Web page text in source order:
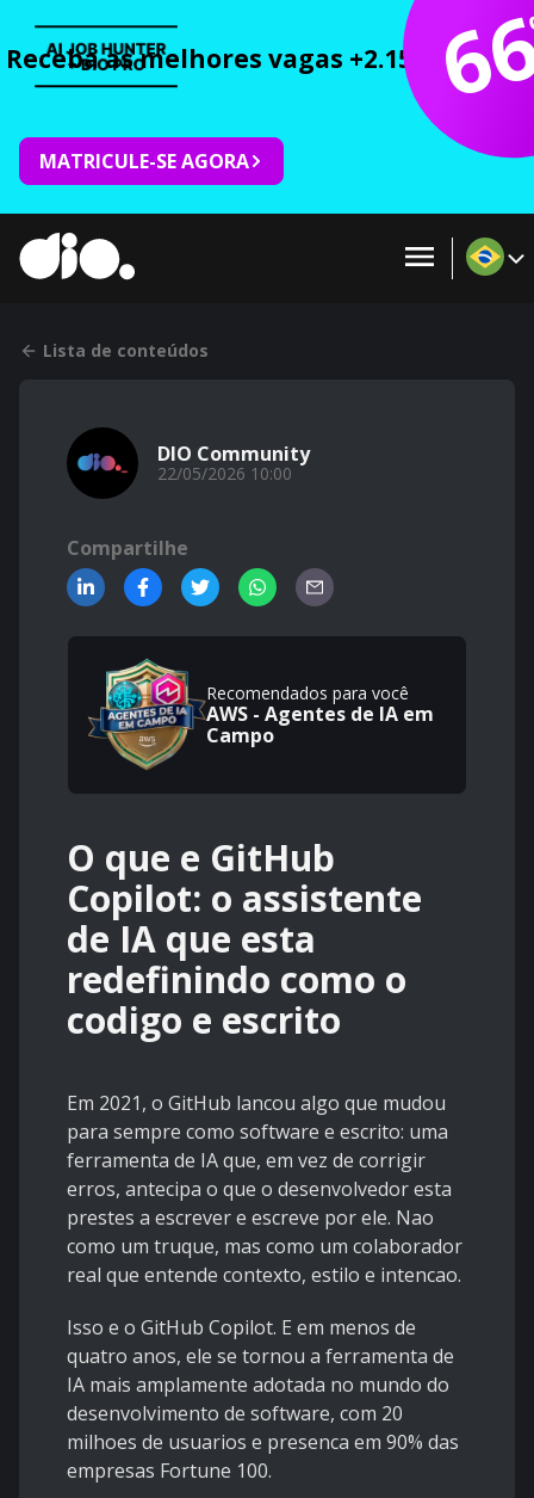
Receba as melhores vagas +2.150 cursos
MATRICULE-SE AGORA
Lista de conteúdos
DIO Community
22/05/2026 10:00
Compartilhe
Recomendados para você
AWS - Agentes de IA em
Campo
O que e GitHub
Copilot: o assistente
de IA que esta
redefinindo como o
codigo e escrito
Em 2021, o GitHub lancou algo que mudou
para sempre como software e escrito: uma
ferramenta de IA que, em vez de corrigir
erros, antecipa o que o desenvolvedor esta
prestes a escrever e escreve por ele. Nao
como um truque, mas como um colaborador
real que entende contexto, estilo e intencao.
Isso e o GitHub Copilot. E em menos de
quatro anos, ele se tornou a ferramenta de
IA mais amplamente adotada no mundo do
desenvolvimento de software, com 20
milhoes de usuarios e presenca em 90% das
empresas Fortune 100.